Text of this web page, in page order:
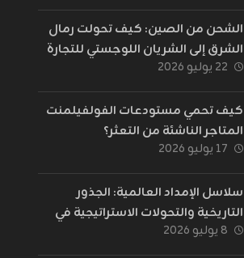
الشحن من الصين: كيف تحولت رمال
الشرق إلى الشريان اللوجستي للتجارة
الإلكترونية؟
٢٢ يوليو ٢٠٢٦
كيف تحمي مستودعات الفولفيلمنت
المتاجر الناشئة من التعثر؟
١٧ يوليو ٢٠٢٦
سلاسل الإمداد العالمية: الجذور
التاريخية والتحولات الاستراتيجية في
إدارة اللوجستيات
٨ يوليو ٢٠٢٦